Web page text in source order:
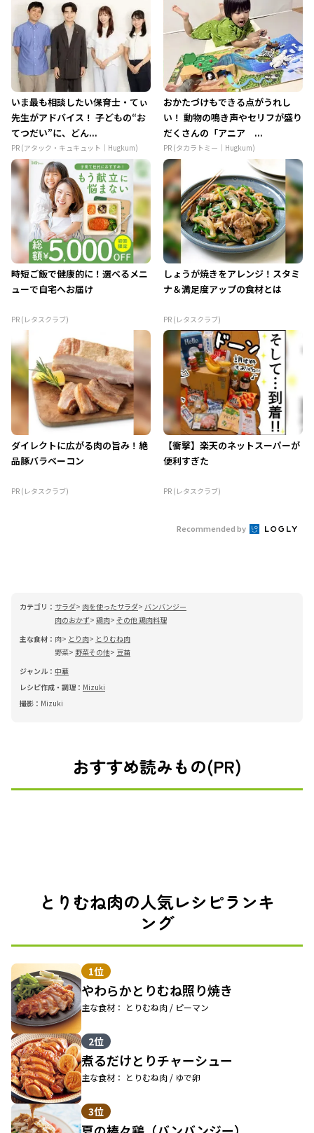
いま最も相談したい保育士・てぃ
先生がアドバイス！ 子どもの“お
てつだい”に、どん...
PR (アタック・キュキュット｜Hugkum)
おかたづけもできる点がうれし
い！ 動物の鳴き声やセリフが盛り
だくさんの「アニア ...
PR (タカラトミー｜Hugkum)
時短ご飯で健康的に！選べるメニ
ューで自宅へお届け
PR (レタスクラブ)
しょうが焼きをアレンジ！スタミ
ナ＆満足度アップの食材とは
PR (レタスクラブ)
ダイレクトに広がる肉の旨み！絶
品豚バラベーコン
PR (レタスクラブ)
【衝撃】楽天のネットスーパーが
便利すぎた
PR (レタスクラブ)
Recommended by
カテゴリ： サラダ 肉を使ったサラダ
バンバンジー
肉のおかず 鶏肉 その他 鶏肉料理
主な食材： 肉 とり肉
とりむね肉
野菜
野菜その他
豆苗
ジャンル： 中華
レシピ作成・調理： Mizuki
撮影： Mizuki
おすすめ読みもの(PR)
とりむね肉の人気レシピランキ
ング
1位
やわらかとりむね照り焼き
主な食材： とりむね肉 / ピーマン
2位
煮るだけとりチャーシュー
主な食材： とりむね肉 / ゆで卵
3位